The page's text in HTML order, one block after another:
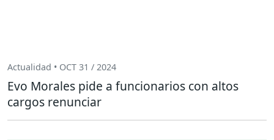
Actualidad • OCT 31 / 2024
Evo Morales pide a funcionarios con altos
cargos renunciar